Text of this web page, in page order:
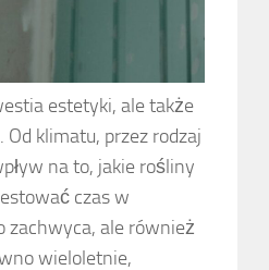
estetyki, ale także
klimatu, przez rodzaj
na to, jakie rośliny
czas w
zachwyca, ale również
wieloletnie,